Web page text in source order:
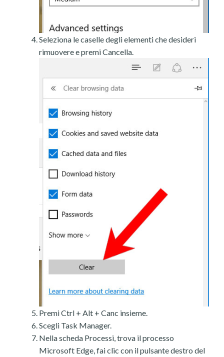
Seleziona le caselle degli elementi che desideri
rimuovere e premi Cancella.
Premi Ctrl + Alt + Canc insieme.
Scegli Task Manager.
Nella scheda Processi, trova il processo
Microsoft Edge, fai clic con il pulsante destro del